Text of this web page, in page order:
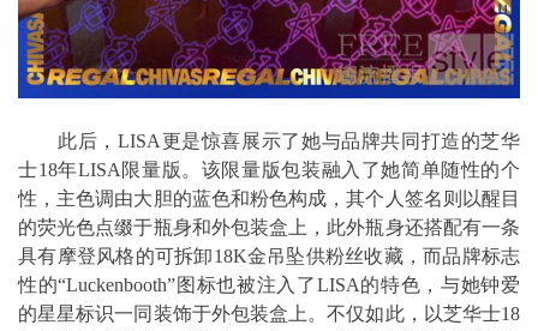
此后，LISA更是惊喜展示了她与品牌共同打造的芝华
士18年LISA限量版。该限量版包装融入了她简单随性的个
性，主色调由大胆的蓝色和粉色构成，其个人签名则以醒目
的荧光色点缀于瓶身和外包装盒上，此外瓶身还搭配有一条
具有摩登风格的可拆卸18K金吊坠供粉丝收藏，而品牌标志
性的“Luckenbooth”图标也被注入了LISA的特色，与她钟爱
的星星标识一同装饰于外包装盒上。不仅如此，以芝华士18